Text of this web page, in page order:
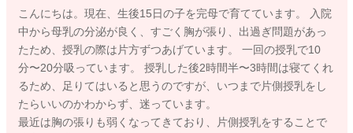
こんにちは。現在、生後15日の子を完母で育てています。 入院
中から母乳の分泌が良く、すごく胸が張り、出過ぎ問題があっ
たため、授乳の際は片方ずつあげています。 一回の授乳で10
分〜20分吸っています。 授乳した後2時間半〜3時間は寝てくれ
るため、足りてはいると思うのですが、いつまで片側授乳をし
たらいいのかわからず、迷っています。
最近は胸の張りも弱くなってきており、片側授乳をすることで